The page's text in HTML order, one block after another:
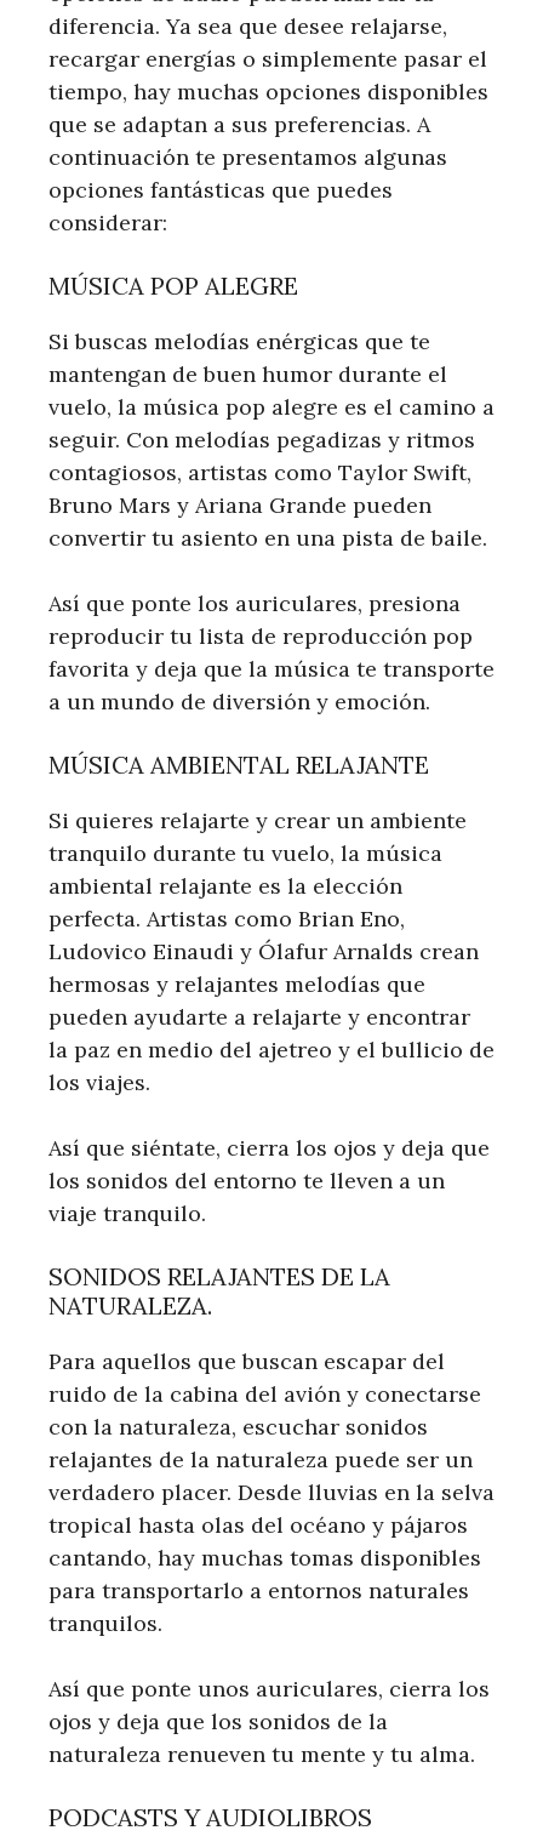
diferencia. Ya sea que desee relajarse,
recargar energías o simplemente pasar el
tiempo, hay muchas opciones disponibles
que se adaptan a sus preferencias. A
continuación te presentamos algunas
opciones fantásticas que puedes
considerar:
MÚSICA POP ALEGRE
Si buscas melodías enérgicas que te
mantengan de buen humor durante el
vuelo, la música pop alegre es el camino a
seguir. Con melodías pegadizas y ritmos
contagiosos, artistas como Taylor Swift,
Bruno Mars y Ariana Grande pueden
convertir tu asiento en una pista de baile.
Así que ponte los auriculares, presiona
reproducir tu lista de reproducción pop
favorita y deja que la música te transporte
a un mundo de diversión y emoción.
MÚSICA AMBIENTAL RELAJANTE
Si quieres relajarte y crear un ambiente
tranquilo durante tu vuelo, la música
ambiental relajante es la elección
perfecta. Artistas como Brian Eno,
Ludovico Einaudi y Ólafur Arnalds crean
hermosas y relajantes melodías que
pueden ayudarte a relajarte y encontrar
la paz en medio del ajetreo y el bullicio de
los viajes.
Así que siéntate, cierra los ojos y deja que
los sonidos del entorno te lleven a un
viaje tranquilo.
SONIDOS RELAJANTES DE LA
NATURALEZA.
Para aquellos que buscan escapar del
ruido de la cabina del avión y conectarse
con la naturaleza, escuchar sonidos
relajantes de la naturaleza puede ser un
verdadero placer. Desde lluvias en la selva
tropical hasta olas del océano y pájaros
cantando, hay muchas tomas disponibles
para transportarlo a entornos naturales
tranquilos.
Así que ponte unos auriculares, cierra los
ojos y deja que los sonidos de la
naturaleza renueven tu mente y tu alma.
PODCASTS Y AUDIOLIBROS